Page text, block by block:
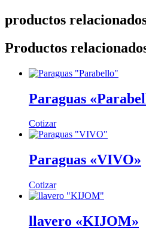
productos
Productos
Paraguas
Cotizar
Paraguas «VIVO»
Cotizar
llavero «KIJOM»